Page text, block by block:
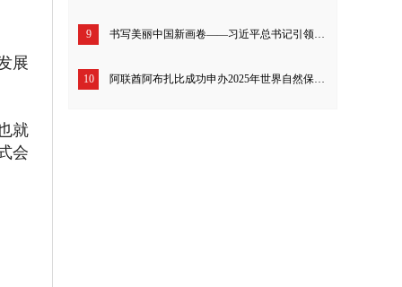
展
就
会
9 书写美丽中国新画卷——习近平总书记引领生态文明建设的故事
10 阿联酋阿布扎比成功申办2025年世界自然保护大会